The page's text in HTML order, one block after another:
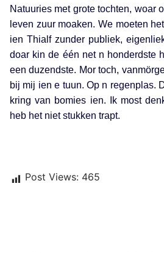
Natuuries met grote tochten, woar
leven zuur moaken. We moeten
ien Thialf zunder publiek,
doar kin de één net n honderdste
een duzendste. Mor toch,
bij mij ien e tuun. Op n regenplas.
kring van bomies ien. Ik most
heb het niet stukken trapt.
Post Views: 465